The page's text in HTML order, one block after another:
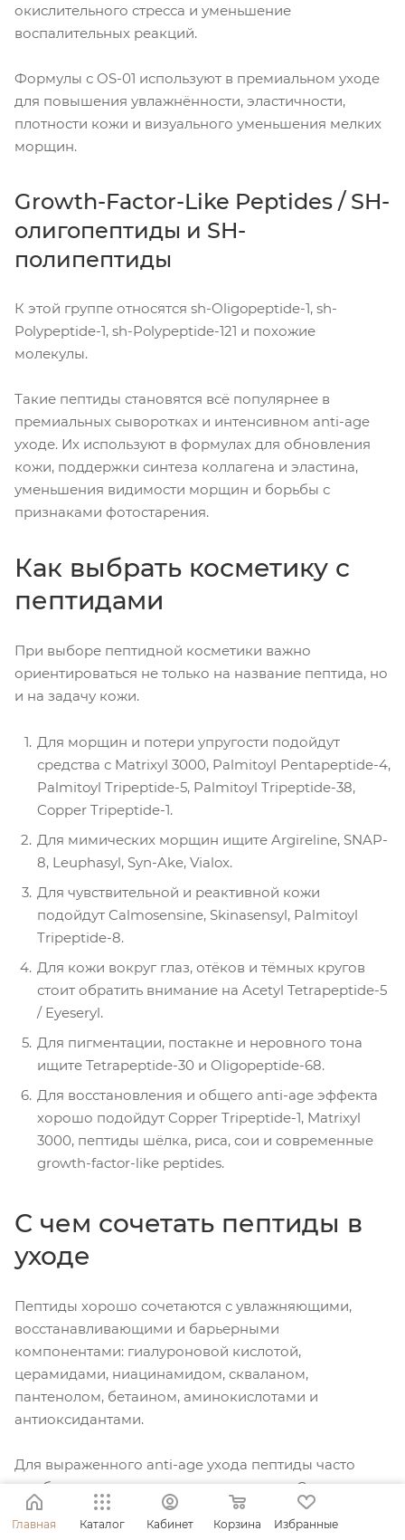
окислительного стресса и уменьшение
воспалительных реакций.
Формулы с OS-01 используют в премиальном уходе
для повышения увлажнённости, эластичности,
плотности кожи и визуального уменьшения мелких
морщин.
Growth-Factor-Like Peptides / SH-
олигопептиды и SH-
полипептиды
К этой группе относятся sh-Oligopeptide-1, sh-
Polypeptide-1, sh-Polypeptide-121 и похожие
молекулы.
Такие пептиды становятся всё популярнее в
премиальных сыворотках и интенсивном anti-age
уходе. Их используют в формулах для обновления
кожи, поддержки синтеза коллагена и эластина,
уменьшения видимости морщин и борьбы с
признаками фотостарения.
Как выбрать косметику с
пептидами
При выборе пептидной косметики важно
ориентироваться не только на название пептида, но
и на задачу кожи.
Для морщин и потери упругости подойдут
средства с Matrixyl 3000, Palmitoyl Pentapeptide-4,
Palmitoyl Tripeptide-5, Palmitoyl Tripeptide-38,
Copper Tripeptide-1.
Для мимических морщин ищите Argireline, SNAP-
8, Leuphasyl, Syn-Ake, Vialox.
Для чувствительной и реактивной кожи
подойдут Calmosensine, Skinasensyl, Palmitoyl
Tripeptide-8.
Для кожи вокруг глаз, отёков и тёмных кругов
стоит обратить внимание на Acetyl Tetrapeptide-5
/ Eyeseryl.
Для пигментации, постакне и неровного тона
ищите Tetrapeptide-30 и Oligopeptide-68.
Для восстановления и общего anti-age эффекта
хорошо подойдут Copper Tripeptide-1, Matrixyl
3000, пептиды шёлка, риса, сои и современные
growth-factor-like peptides.
С чем сочетать пептиды в
уходе
Пептиды хорошо сочетаются с увлажняющими,
восстанавливающими и барьерными
компонентами: гиалуроновой кислотой,
церамидами, ниацинамидом, скваланом,
пантенолом, бетаином, аминокислотами и
антиоксидантами.
Для выраженного anti-age ухода пептиды часто
комбинируют с ретинолом, витамином C, кислотами
и SPF. При этом активные компоненты лучше
вводить постепенно, особенно если кожа
Главная Каталог Кабинет Корзина Избранные